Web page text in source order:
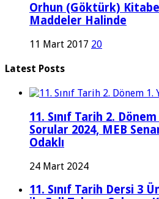
Orhun (Göktürk)
Maddeler Halinde
11 Mart 2017 20
Latest Posts
11. Sınıf Tarih 2. Dönem
Sorular 2024, MEB
Odaklı
24 Mart 2024
11. Sınıf Tarih Dersi 3